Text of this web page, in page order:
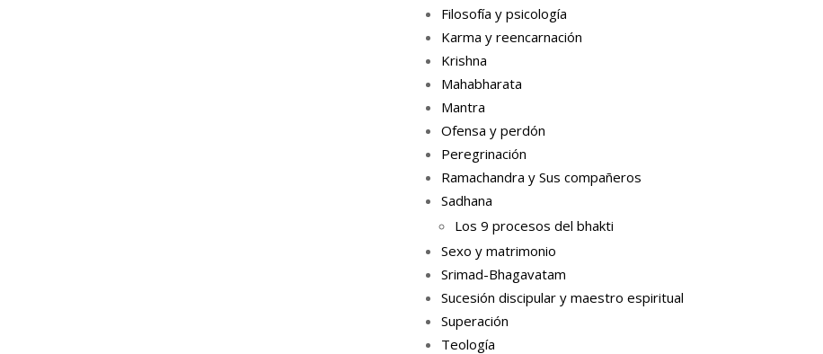
Filosofía y psicología
Karma y reencarnación
Krishna
Mahabharata
Mantra
Ofensa y perdón
Peregrinación
Ramachandra y Sus compañeros
Sadhana
Los 9 procesos del bhakti
Sexo y matrimonio
Srimad-Bhagavatam
Sucesión discipular y maestro espiritual
Superación
Teología